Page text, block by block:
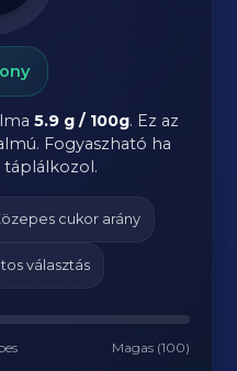
5.9 g / 100g. Ez az
Fogyaszható ha
táplálkozol.
cukor arány
választás
Magas (100)